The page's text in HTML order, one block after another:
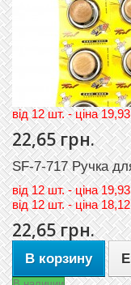
вiд 12 шт. - цiна
22,65 грн.
SF-7-717 Ручка
вiд 12 шт. - цiна 19,93
вiд12 шт. - цiна 18,12
22,65 грн.
В корзину